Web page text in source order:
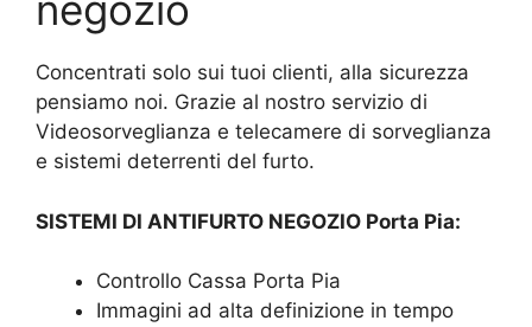
Concentrati solo sui tuoi clienti, alla sicurezza
pensiamo noi. Grazie al nostro servizio di
Videosorveglianza e telecamere di sorveglianza
e sistemi deterrenti del furto.
SISTEMI DI ANTIFURTO NEGOZIO Porta Pia:
Controllo Cassa Porta Pia
Immagini ad alta definizione in tempo